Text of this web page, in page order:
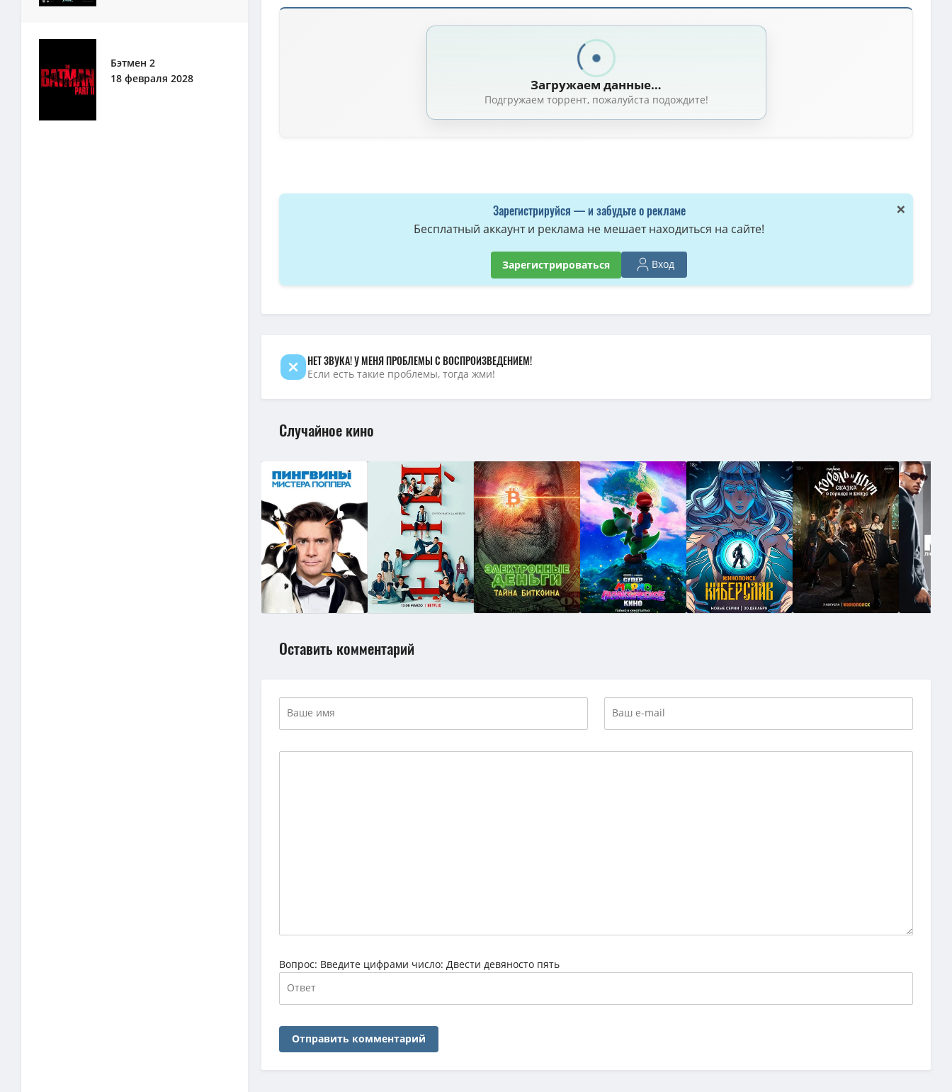
Бэтмен 2
18 февраля 2028
Скачать торрент — Гриффины / Family Guy / Сезон: 01-19 (1999)
(9.18 GB, сидов: 9)
1080p — Гриффины / Family Guy (2022) WEBRip [H.264/1080p-LQ] (сезон 21, серии 1-20 из 20)
720p — Гриффины / Family Guy [S21] (2022) WEBRip 720p | Omskbird(6.52 GB, сидов: 4)
1080p — Гриффины / Family Guy [S08-14] (2009-2016) WEBDLRip-HEVC 1080p | 2x2, Jaskier(31.54 GB, сидов: 4)
1080p — Гриффины / Family Guy [S18] (2019-2020) WEBRip 1080p | OMSKBIRD(6.97 GB, сидов: 3)
720p — Гриффины / Family Guy (2023) WEBRip [H.264/720p-LQ] (сезон 22, серии 1-15 из 20) OMSKBIRD (обновляемая) [AD]
1080p — Гриффины / Family Guy [S23 + Specials] (2024) WEBRip 1080p | Omskbird
(13.38 GB, сидов: 2)
1080p — Гриффины / Family Guy [S21] (2022) WEBRip 1080p | Omskbird(10.34 GB, сидов: 2)
1080p — Гриффины / Family Guy [S20] (2021) WEBRip 1080p | 2x2(5.10 GB, сидов: 2)
Загружаем данные…
Подгружаем торрент, пожалуйста подождите!
×
Зарегистрируйся — и забудьте о рекламе
Бесплатный аккаунт и реклама не мешает находиться на сайте!
Зарегистрироваться Вход
НЕТ ЗВУКА! У МЕНЯ ПРОБЛЕМЫ С ВОСПРОИЗВЕДЕНИЕМ!
Если есть такие проблемы, тогда жми!
Случайное кино
Оставить комментарий
Вопрос: Введите цифрами число: Двести девяносто пять
Отправить комментарий